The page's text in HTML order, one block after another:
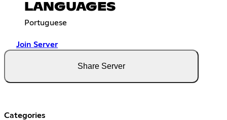
LANGUAGES
Portuguese
Join Server
Share Server
Categories